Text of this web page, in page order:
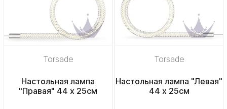
Torsade
Настольная лампа
"Правая" 44 х 25см
Torsade
Настольная лампа "Левая"
44 х 25см